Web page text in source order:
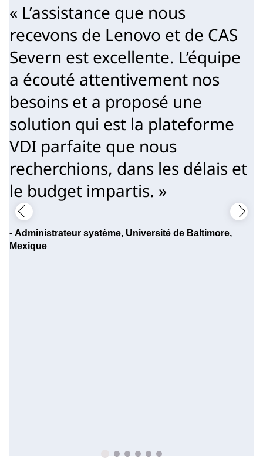
« L’assistance que nous
recevons de Lenovo et de CAS
Severn est excellente. L’équipe
a écouté attentivement nos
besoins et a proposé une
solution qui est la plateforme
VDI parfaite que nous
recherchions, dans les délais et
le budget impartis. »
- Administrateur système, Université de Baltimore,
Mexique